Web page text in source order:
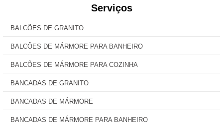
Serviços
BALCÕES DE GRANITO
BALCÕES DE MÁRMORE PARA BANHEIRO
BALCÕES DE MÁRMORE PARA COZINHA
BANCADAS DE GRANITO
BANCADAS DE MÁRMORE
BANCADAS DE MÁRMORE PARA BANHEIRO